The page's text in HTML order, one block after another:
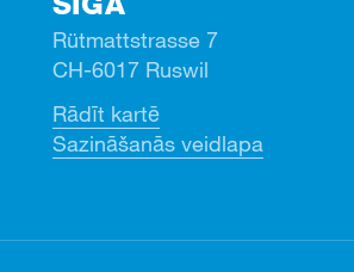
Rütmattstrasse 7
CH-6017 Ruswil
Rādīt kartē
Sazināšanās veidlapa